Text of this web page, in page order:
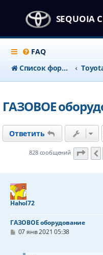
SEQUOIA
FAQ
Список форумов
ГАЗОВОЕ
Ответить
828 сообщений
Hahol72
ГАЗОВОЕ оборудование
С07 янв 2021 05:38